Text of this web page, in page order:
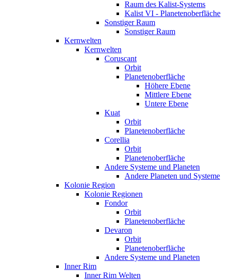
Raum des Kalist-Systems
Kalist VI - Planetenoberfläche
Sonstiger Raum
Sonstiger Raum
Kernwelten
Kernwelten
Coruscant
Orbit
Planetenoberfläche
Höhere Ebene
Mittlere Ebene
Untere Ebene
Kuat
Orbit
Planetenoberfläche
Corellia
Orbit
Planetenoberfläche
Andere Systeme und Planeten
Andere Planeten und Systeme
Kolonie Region
Kolonie Regionen
Fondor
Orbit
Planetenoberfläche
Devaron
Orbit
Planetenoberfläche
Andere Systeme und Planeten
Inner Rim
Inner Rim Welten